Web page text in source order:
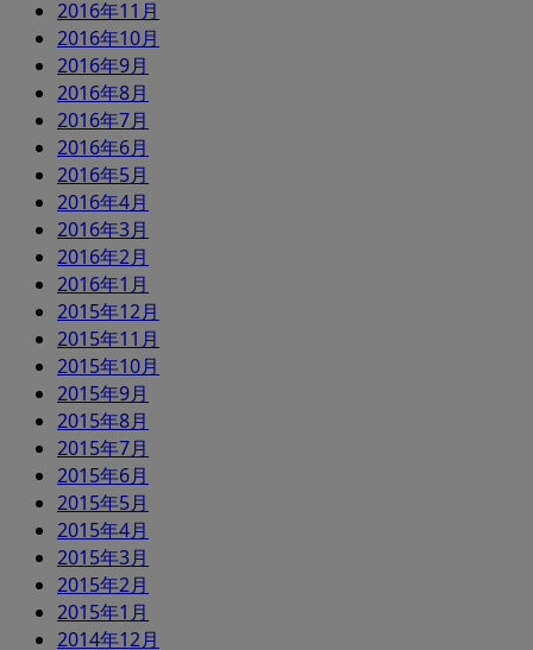
2016年11月
2016年10月
2016年9月
2016年8月
2016年7月
2016年6月
2016年5月
2016年4月
2016年3月
2016年2月
2016年1月
2015年12月
2015年11月
2015年10月
2015年9月
2015年8月
2015年7月
2015年6月
2015年5月
2015年4月
2015年3月
2015年2月
2015年1月
2014年12月